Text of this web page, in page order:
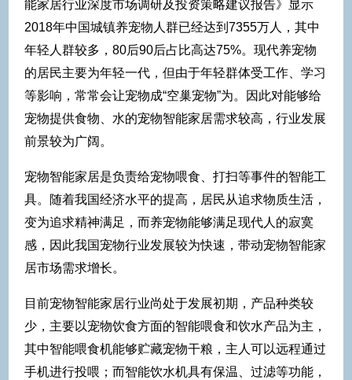
能家居行业深度市场调研及投资策略建议报告》显示
2018年中国城镇养宠物人群已经达到7355万人，其中
年轻人群较多，80后90后占比高达75%。现代养宠物
的居民主要为年轻一代，但由于年轻群体受工作、学习
等影响，常常会让宠物成“空巢宠物”为。因此对能够给
宠物提供食物、水的宠物智能家居需求较高，行业发展
前景较为广阔。
宠物智能家居是负责给宠物喂食、打扫等事件的智能工
具。随着我国经济水平的提高，居民从追求物质生活，
变为追求精神满足，而养宠物能够满足现代人的寂寞
感，因此我国宠物行业发展较为快速，带动宠物智能家
居市场需求增长。
目前宠物智能家居行业尚处于发展初期，产品种类较
少，主要以宠物饮食方面的智能喂食和饮水产品为主，
其中智能喂食机能够贮藏宠物干粮，主人可以远程通过
手机进行投喂；而智能饮水机具有保温、过滤等功能，